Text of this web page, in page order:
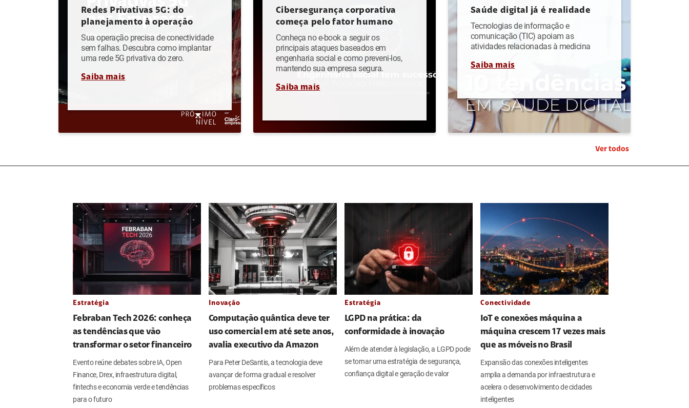
Redes Privativas 5G: do
planejamento à operação
Sua operação precisa de conectividade
sem falhas. Descubra como implantar
uma rede 5G privativa do zero.
Saiba mais
Cibersegurança corporativa
começa pelo fator humano
Conheça no e-book a seguir os
principais ataques baseados em
engenharia social e como preveni-los,
mantendo sua empresa segura.
Saiba mais
Saúde digital já é realidade
Tecnologias de informação e
comunicação (TIC) apoiam as
atividades relacionadas à medicina
Saiba mais
Ver todos
Estratégia
Febraban Tech 2026: conheça
as tendências que vão
transformar o setor financeiro
Evento reúne debates sobre IA, Open
Finance, Drex, infraestrutura digital,
fintechs e economia verde e tendências
para o futuro
Inovação
Computação quântica deve ter
uso comercial em até sete anos,
avalia executivo da Amazon
Para Peter DeSantis, a tecnologia deve
avançar de forma gradual e resolver
problemas específicos
Estratégia
LGPD na prática: da
conformidade à inovação
Além de atender à legislação, a LGPD pode
se tornar uma estratégia de segurança,
confiança digital e geração de valor
Conectividade
IoT e conexões máquina a
máquina crescem 17 vezes mais
que as móveis no Brasil
Expansão das conexões inteligentes
amplia a demanda por infraestrutura e
acelera o desenvolvimento de cidades
inteligentes